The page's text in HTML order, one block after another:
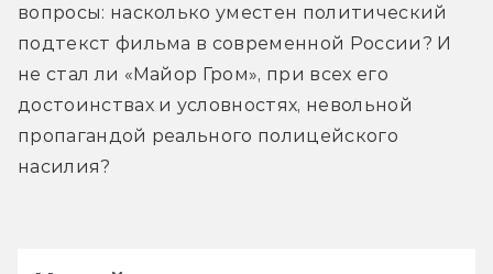
вопросы: насколько уместен политический
подтекст фильма в современной России? И
не стал ли «Майор Гром», при всех его
достоинствах и условностях, невольной
пропагандой реального полицейского
насилия?